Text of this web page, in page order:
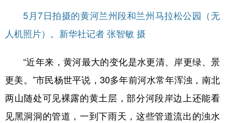
5月7日拍摄的黄河兰州段和兰州马拉松公园（无
人机照片）。新华社记者 张智敏 摄
“近年来，黄河最大的变化是水更清、岸更绿、景
更美。”市民杨世平说，30多年前河水常年浑浊，南北
两山随处可见裸露的黄土层，部分河段岸边上还能看
见黑洞洞的管道，一到下雨天，这些管道流出的浊水